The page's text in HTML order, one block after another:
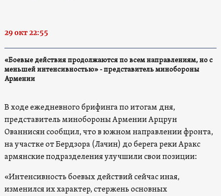
29 окт 22:55
«Боевые действия продолжаются по всем направлениям, но с
меньшей интенсивностью» - представитель минобороны
Армении
В ходе ежедневного брифинга по итогам дня,
представитель минобороны Армении Арцрун
Ованнисян сообщил, что в южном направлении фронта,
на участке от Бердзора (Лачин) до берега реки Аракс
армянские подразделения улучшили свои позиции:
«Интенсивность боевых действий сейчас иная,
изменился их характер, стержень основных